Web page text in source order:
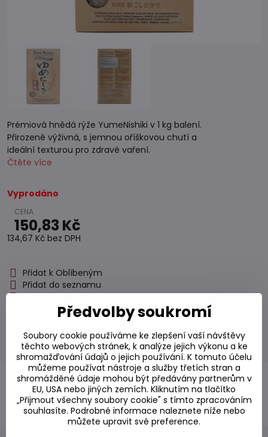
Prémiová hnědá rýže YumeNishiki v 1 kg balení.
Přirozeně výživná, s jemnou oříškovou chutí a
ideální texturou pro zdravé vaření.
Čtěte více
Vyprodáno
150,83 Kč
134,67 Kč bez DPH
Přidat k Oblíbeným
Přidat do seznamu
Hlídací pes
Doručení
S7#SK#A3017#1
Výrobce:Yume Nishiki
Popis
Diskuse 0
Předvolby soukromí
Soubory cookie používáme ke zlepšení vaší návštěvy
těchto webových stránek, k analýze jejich výkonu a ke
shromažďování údajů o jejich používání. K tomuto účelu
můžeme používat nástroje a služby třetích stran a
shromážděné údaje mohou být předávány partnerům v
EU, USA nebo jiných zemích. Kliknutím na tlačítko
„Přijmout všechny soubory cookie" s tímto zpracováním
souhlasíte. Podrobné informace naleznete níže nebo
můžete upravit své preference.